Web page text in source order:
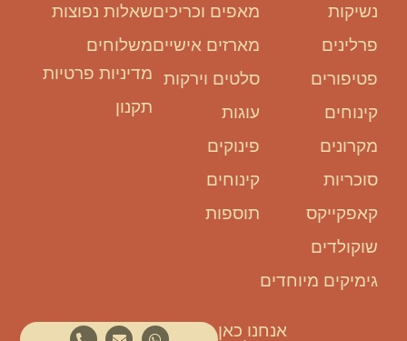
שאלות נפוצות
משלוחים
מדיניות פרטיות
תקנון
נשיקות
פרלינים
פטיפורים
קינוחים
מקרונים
סוכריות
קאפקייקס
שוקולדים
גימיקים מיוחדים
מאפים וכריכים
מארזים אישיים
סלטים וירקות
עוגות
פינוקים
קינוחים
תוספות
אנחנו כאן